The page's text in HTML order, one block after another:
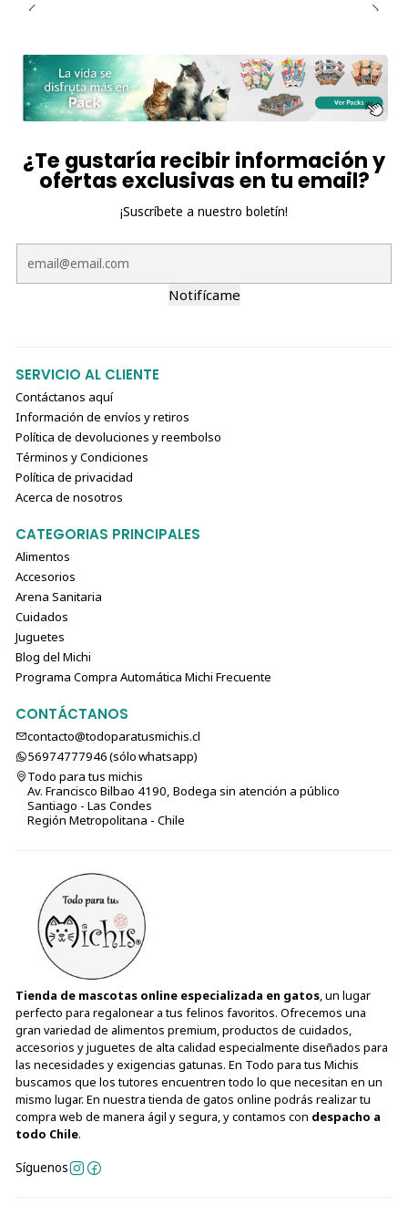
¿Te gustaría recibir información y
ofertas exclusivas en tu email?
¡Suscríbete a nuestro boletín!
Notifícame
SERVICIO AL CLIENTE
Contáctanos aquí
Información de envíos y retiros
Política de devoluciones y reembolso
Términos y Condiciones
Política de privacidad
Acerca de nosotros
CATEGORIAS PRINCIPALES
Alimentos
Accesorios
Arena Sanitaria
Cuidados
Juguetes
Blog del Michi
Programa Compra Automática Michi Frecuente
CONTÁCTANOS
contacto@todoparatusmichis.cl
56974777946 (sólo⁣⁣⁣⁣⁣​​​​​​​​​​​​​​​ whatsapp)
Todo para tus michis
Av. Francisco Bilbao 4190, Bodega sin atención a público
Santiago - Las Condes
Región Metropolitana - Chile
Tienda de mascotas online especializada en gatos, un lugar
perfecto para regalonear a tus felinos favoritos. Ofrecemos una
gran variedad de alimentos premium, productos de cuidados,
accesorios y juguetes de alta calidad especialmente diseñados para
las necesidades y exigencias gatunas. En Todo para tus Michis
buscamos que los tutores encuentren todo lo que necesitan en un
mismo lugar. En nuestra tienda de gatos online podrás realizar tu
compra web de manera ágil y segura, y contamos con despacho a
todo Chile.
Síguenos